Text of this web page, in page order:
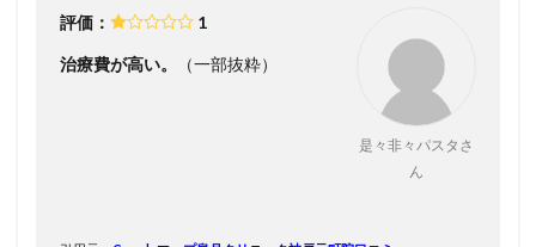
是々非々パスタさ
ん
評価： 1
治療費が高い。 （一部抜粋）